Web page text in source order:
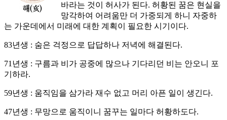
바라는 것이 허사가 된다. 허황된 꿈은 현실을
망각하여 어려움만 더 가중되게 하니 자중하
는 가운데에서 미래에 대한 계획이 필요한 시기이다.
83년생 : 숨은 걱정으로 답답하나 저녁에 해결된다.
71년생 : 구름과 비가 공중에 많으나 기다리던 비는 안오니 포
기하라.
59년생 : 움직임을 삼가라 재수 없고 머리 아픈 일이 생긴다.
47년생 : 무망으로 움직이니 꿈꾸는 일마다 허황하도다.